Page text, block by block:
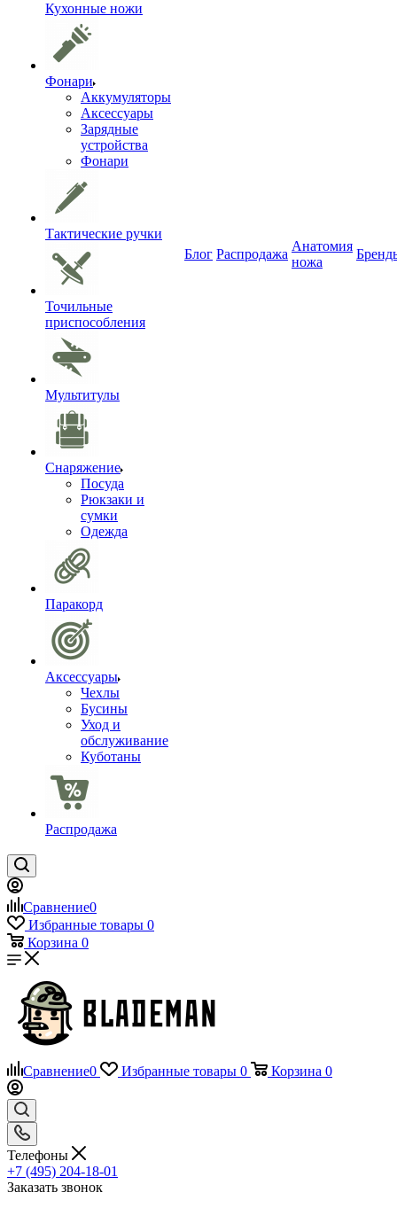
Кухонные ножи
Фонари
Аккумуляторы
Аксессуары
Зарядные
устройства
Фонари
Тактические ручки
Точильные
приспособления
Мультитулы
Снаряжение
Посуда
Рюкзаки и
сумки
Одежда
Паракорд
Аксессуары
Чехлы
Бусины
Уход и
обслуживание
Куботаны
Распродажа
Блог Распродажа
Анатомия
ножа
Сравнение0
Избранные товары 0
Корзина 0
Сравнение0 Избранные товары 0 Корзина 0
Телефоны
+7 (495) 204-18-01
Заказать звонок